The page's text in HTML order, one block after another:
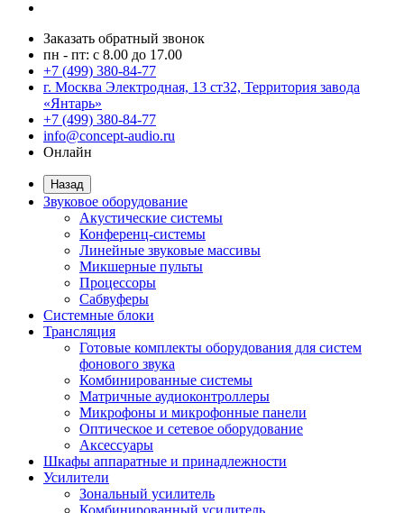
Заказать обратный звонок
пн - пт: с 8.00 до 17.00
+7 (499) 380-84-77
г. Москва Электродная, 13 ст32, Территория завода
«Янтарь»
+7 (499) 380-84-77
info@concept-audio.ru
Онлайн
Назад
Звуковое оборудование
Акустические системы
Конференц-системы
Линейные звуковые массивы
Микшерные пульты
Процессоры
Сабвуферы
Системные блоки
Трансляция
Готовые комплекты оборудования для систем
фонового звука
Комбинированные системы
Матричные аудиоконтроллеры
Микрофоны и микрофонные панели
Оптическое и сетевое оборудование
Аксессуары
Шкафы аппаратные и принадлежности
Усилители
Зональный усилитель
Комбинированный усилитель